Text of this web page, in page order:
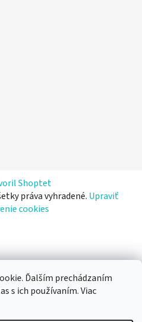
Ďalším prechádzaním
s ich používaním. Viac
Shoptet
práva vyhradené. Upraviť
cookies